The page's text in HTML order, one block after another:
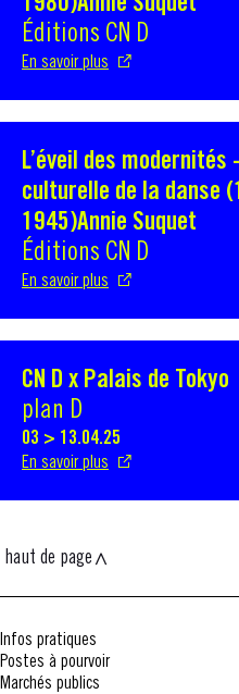
Éditions CN D
En savoir plus
L’éveil des
culturelle de la danse
1945)Annie Suquet
Éditions CN D
En savoir plus
S'ouvre dans une nouvelle fenêtre
CN D x Palais de Tokyo
plan D
03 > 13.04.25
En savoir plus
S'ouvre dans une nouvelle fenêtre
haut de page
Infos pratiques
Postes à pourvoir
Marchés publics